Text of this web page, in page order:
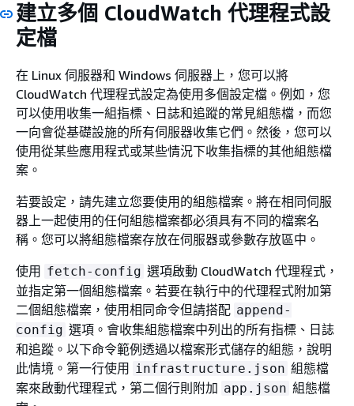
建立多個 CloudWatch 代理程式設
定檔
在 Linux 伺服器和 Windows 伺服器上，您可以將
CloudWatch 代理程式設定為使用多個設定檔。例如，您
可以使用收集一組指標、日誌和追蹤的常見組態檔，而您
一向會從基礎設施的所有伺服器收集它們。然後，您可以
使用從某些應用程式或某些情況下收集指標的其他組態檔
案。
若要設定，請先建立您要使用的組態檔案。將在相同伺服
器上一起使用的任何組態檔案都必須具有不同的檔案名
稱。您可以將組態檔案存放在伺服器或參數存放區中。
使用 fetch-config 選項啟動 CloudWatch 代理程式，
並指定第一個組態檔案。若要在執行中的代理程式附加第
二個組態檔案，使用相同命令但請搭配 append-
config 選項。會收集組態檔案中列出的所有指標、日誌
和追蹤。以下命令範例透過以檔案形式儲存的組態，說明
此情境。第一行使用 infrastructure.json 組態檔
案來啟動代理程式，第二個行則附加 app.json 組態檔